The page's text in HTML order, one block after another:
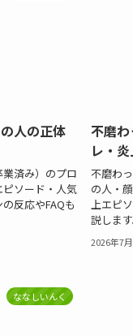
人の正体
済み）のプロ
ソード・人気
反応やFAQも
不磨
レ・
不磨わ
の人・
上エピ
説します
2026年7
ななしいんく